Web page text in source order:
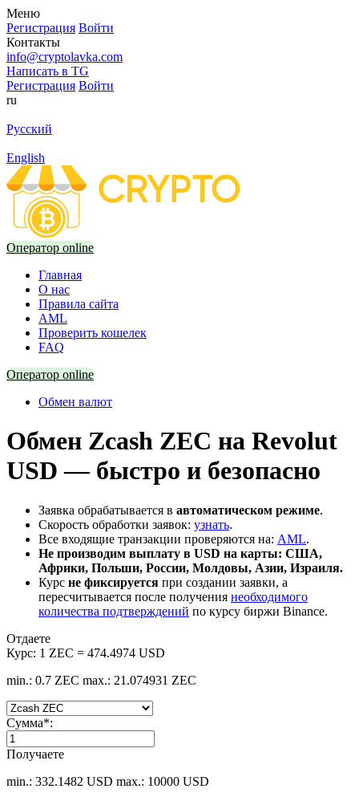
Меню
Регистрация Войти
Контакты
info@cryptolavka.com
Написать в TG
Регистрация Войти
ru
Русский
English
Оператор online
Главная
О нас
Правила сайта
AML
Проверить кошелек
FAQ
Оператор online
Обмен валют
Обмен Zcash ZEC на Revolut
USD — быстро и безопасно
Заявка обрабатывается в автоматическом режиме.
Скорость обработки заявок: узнать.
Все входящие транзакции проверяются на: AML.
Не производим выплату в USD на карты: США,
Африки, Польши, России, Молдовы, Азии, Израиля.
Курс не фиксируется при создании заявки, а
пересчитывается после получения необходимого
количества подтверждений по курсу биржи Binance.
Отдаете
Курс: 1 ZEC = 474.4974 USD
min.: 0.7 ZEC max.: 21.074931 ZEC
Сумма*:
Получаете
min.: 332.1482 USD max.: 10000 USD